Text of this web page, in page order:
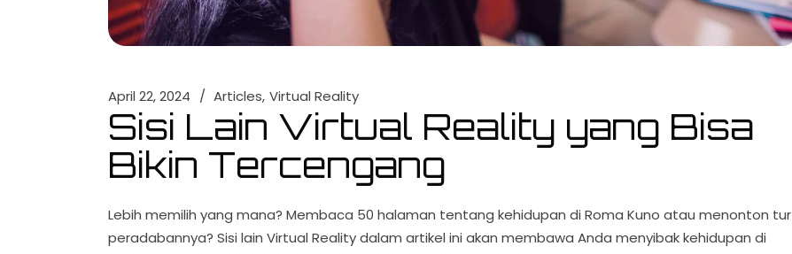
April 22, 2024 Articles Virtual Reality
Sisi Lain Virtual Reality yang Bisa
Bikin Tercengang
Lebih memilih yang mana? Membaca 50 halaman tentang kehidupan di Roma Kuno atau menonton tur
peradabannya? Sisi lain Virtual Reality dalam artikel ini akan membawa Anda menyibak kehidupan di